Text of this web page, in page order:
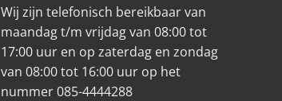
Wij zijn telefonisch bereikbaar van
maandag t/m vrijdag van 08:00 tot
17:00 uur en op zaterdag en zondag
van 08:00 tot 16:00 uur op het
nummer 085-4444288